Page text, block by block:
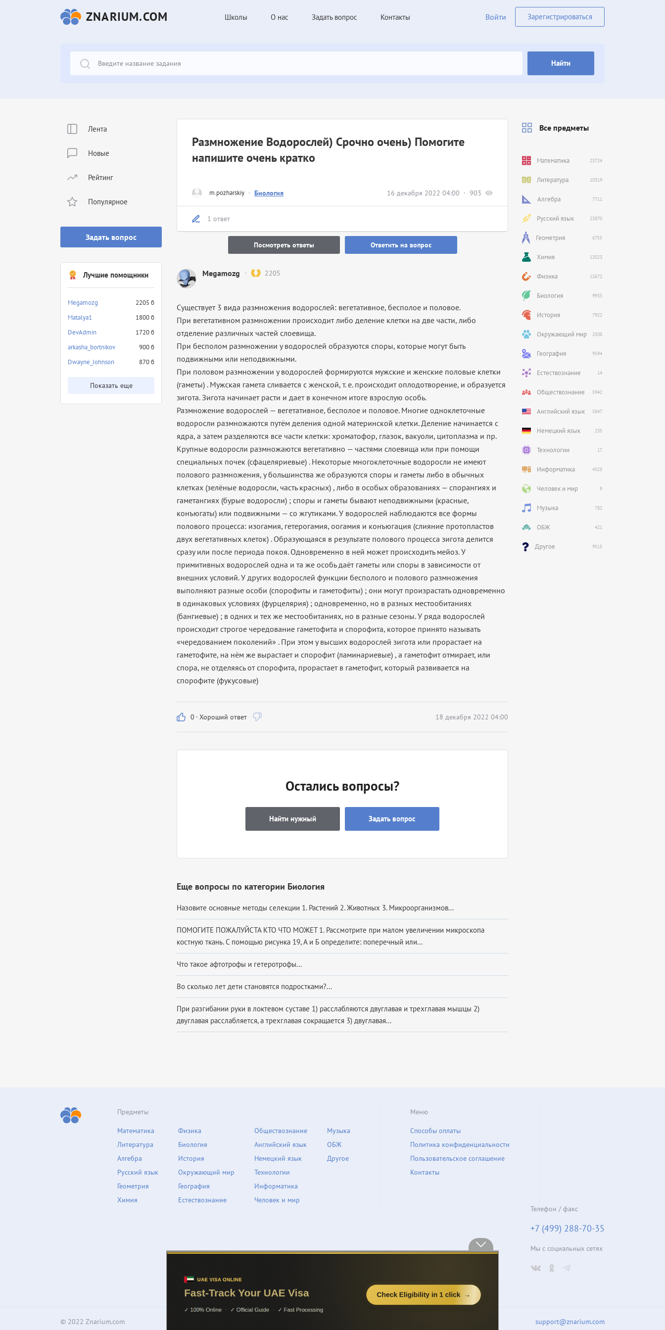
ZNARIUM.COM Школы О нас Задать вопрос Контакты Войти Зарегистрироваться
Найти
Лента
Новые
Рейтинг
Популярное
Задать вопрос
Лучшие помощники
Megamozg
2205 б
Matalya1
1800 б
DevAdmin
1720 б
arkasha_bortnikov
900 б
Dwayne_Johnson
870 б
Показать еще
m.pozharskiy · Биология 16 декабря 2022 04:00 903
Размножение Водорослей) Срочно очень) Помогите
напишите очень кратко
1 ответ
Посмотреть ответы Ответить на вопрос
Megamozg 2205
Существует 3 вида размножения водорослей: вегетативное, бесполое и половое.
При вегетативном размножении происходит либо деление клетки на две части, либо
отделение различных частей слоевища.
При бесполом размножении у водорослей образуются споры, которые могут быть
подвижными или неподвижными.
При половом размножении у водорослей формируются мужские и женские половые клетки
(гаметы) . Мужская гамета сливается с женской, т. е. происходит оплодотворение, и образуется
зигота. Зигота начинает расти и дает в конечном итоге взрослую особь.
Размножение водорослей — вегетативное, бесполое и половое. Многие одноклеточные
водоросли размножаются путём деления одной материнской клетки. Деление начинается с
ядра, а затем разделяются все части клетки: хроматофор, глазок, вакуоли, цитоплазма и пр.
Крупные водоросли размножаются вегетативно — частями слоевища или при помощи
специальных почек (сфацеляриевые) . Некоторые многоклеточные водоросли не имеют
полового размножения, у большинства же образуются споры и гаметы либо в обычных
клетках (зелёные водоросли, часть красных) , либо в особых образованиях — спорангиях и
гаметангиях (бурые водоросли) ; споры и гаметы бывают неподвижными (красные,
конъюгаты) или подвижными — со жгутиками. У водорослей наблюдаются все формы
полового процесса: изогамия, гетерогамия, оогамия и конъюгация (слияние протопластов
двух вегетативных клеток) . Образующаяся в результате полового процесса зигота делится
сразу или после периода покоя. Одновременно в ней может происходить мейоз. У
примитивных водорослей одна и та же особь даёт гаметы или споры в зависимости от
внешних условий. У других водорослей функции бесполого и полового размножения
выполняют разные особи (спорофиты и гаметофиты) ; они могут произрастать одновременно
в одинаковых условиях (фурцелярия) ; одновременно, но в разных местообитаниях
(бангиевые) ; в одних и тех же местообитаниях, но в разные сезоны. У ряда водорослей
происходит строгое чередование гаметофита и спорофита, которое принято называть
«чередованием поколений» . При этом у высших водорослей зигота или прорастает на
гаметофите, на нём же вырастает и спорофит (ламинариевые) , а гаметофит отмирает, или
спора, не отделяясь от спорофита, прорастает в гаметофит, который развивается на
спорофите (фукусовые)
0 · Хороший ответ 18 декабря 2022 04:00
Остались вопросы?
Найти нужный Задать вопрос
Еще вопросы по категории Биология
Назовите основные методы селекции 1. Растений 2. Животных 3. Микроорганизмов...
ПОМОГИТЕ ПОЖАЛУЙСТА КТО ЧТО МОЖЕТ 1. Рассмотрите при малом увеличении микроскопа
костную ткань. С помощью рисунка 19, А и Б определите: поперечный или...
Что такое афтотрофы и гетеротрофы...
Во сколько лет дети становятся подростками?...
При разгибании руки в локтевом суставе 1) расслабляются двуглавая и трехглавая мышцы 2)
двуглавая расслабляется, а трехглавая сокращается 3) двуглавая...
Все предметы
Математика 23724
Литература 10319
Алгебра 7711
Русский язык 23870
Геометрия 6755
Химия 12023
Физика 12672
Биология 9933
История 7922
Окружающий мир 2508
География 9594
Естествознание 14
Обществознание 5942
Английский язык 5847
Немецкий язык 235
Технологии 17
Информатика 4328
Человек и мир 9
Музыка 782
ОБЖ 421
Другое 9515
Предметы
Математика
Литература
Алгебра
Русский язык
Геометрия
Химия
Физика
Биология
История
Окружающий мир
География
Естествознание
Обществознание
Английский язык
Немецкий язык
Технологии
Информатика
Человек и мир
Музыка
ОБЖ
Другое
Меню
Способы оплаты
Политика конфиденциальности
Пользовательское соглашение
Контакты
Телефон / факс
+7 (499) 288-70-35
Мы с социальных сетях
© 2022 Znarium.com support@znarium.com